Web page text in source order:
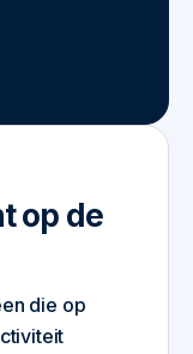
op de
die op